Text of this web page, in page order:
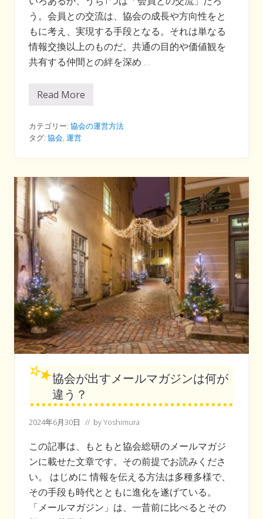
う。会員との交流は、協会の成長や方向性をと
もに考え、実現する手段となる。それは単なる
情報交換以上のものだ。共通の目的や価値観を
共有する仲間との絆を深め …
協
た
め
の
談
の
徹
底
活
用
」
Read More
カテゴリー: 協会の運営方法
タグ: 協会, 運営
協会が出すメールマガジンは何が
違う？
2024年6月30日 // byYoshimura
この記事は、もともと協会総研のメールマガジ
ンに載せた文章です。その前提でお読みくださ
い。 はじめに 情報を伝える方法は多種多様で、
その手段も時代とともに進化を遂げている。
「メールマガジン」は、一昔前に比べるとその